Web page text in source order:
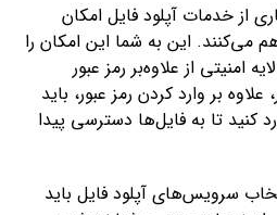
از خدمات آپلود فایل امکان
می‌کنند. این به شما این امکان را
امنیتی از علاوه‌بر رمز عبور
بر وارد کردن رمز عبور، باید
کنید تا به فایل‌ها دسترسی پیدا
سرویس‌های آپلود فایل باید